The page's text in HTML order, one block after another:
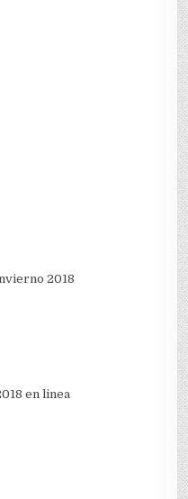
2018
en linea